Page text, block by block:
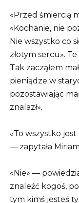
«Przed śmiercią
«Kochanie, nie
Nie wszystko co
złotym sercu».
Tak zacząłem
pieniądze w
pozostawiając
znalazł».
«To wszystko
— zapytała
«Nie» —
znaleźć kogoś,
tym kimś jesteś